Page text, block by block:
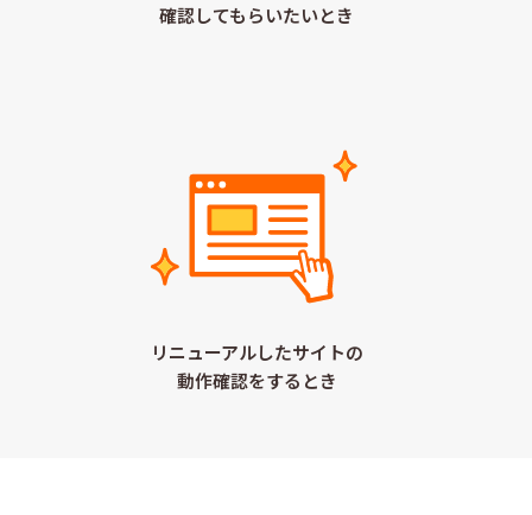
確認してもらいたいとき
リニューアルしたサイトの
動作確認をするとき